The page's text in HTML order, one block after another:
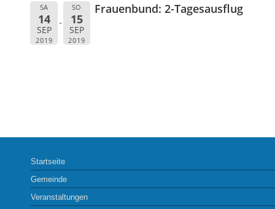
SA
14
SEP
2019
SO
15
SEP
2019
Frauenbund: 2-Tagesausflug
Startseite
Gemeinde
Veranstaltungen